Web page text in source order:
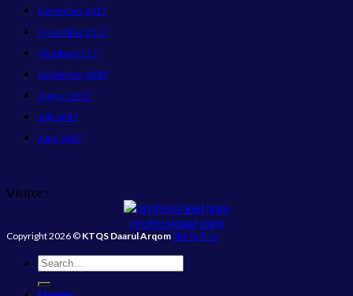
December 2017
November 2017
October 2017
September 2017
August 2017
July 2017
June 2017
Visitor :
professional logo
Copyright 2026 © KTQS Daarul ArqomSite by flixs